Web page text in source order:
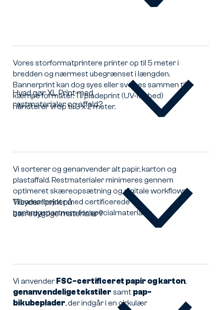
stort
i
Vores storformatprintere printer op til 5 meter i
bredden og nærmest ubegrænset i længden.
Bannerprint kan dog syes eller svejses sammen til
kæmpe formater. Til pladeprint (UV-flatbed)
håndterer vi op til 3 x 2 meter.
Hvad gør XL Print med
restmaterialer og affald?
Hvad
og
affald?
Vi sorterer og genanvender alt papir, karton og
plastaffald. Restmaterialer minimeres gennem
optimeret skæreopsætning og digitale workflows.
Vi samarbejder med certificerede
genbrugspartnere for specialmaterialer.
Tilbyder I print på
bæredygtige materialer?
Tilbyder
Vi anvender FSC-certificeret papir og karton,
genanvendelige tekstiler samt pap-
bikubeplader, der indgår i en cirkulær